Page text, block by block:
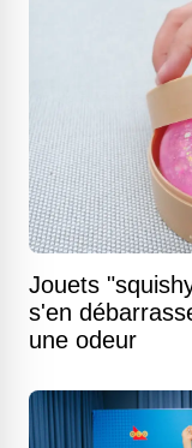
Jouets
s'en
une odeur